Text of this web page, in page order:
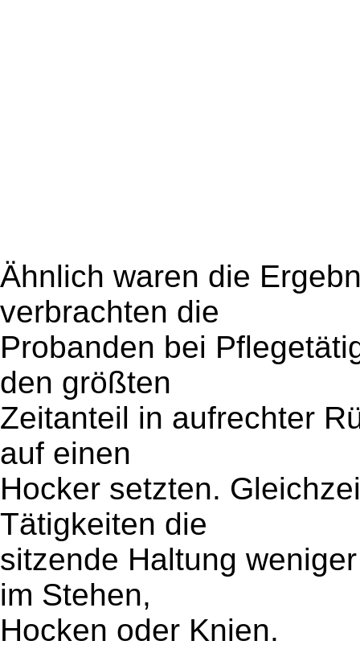
Ähnlich waren die
verbrachten die
Probanden bei
den größten
Zeitanteil in aufrechter
auf einen
Hocker setzten.
Tätigkeiten die
sitzende Haltung
im Stehen,
Hocken oder Knien.